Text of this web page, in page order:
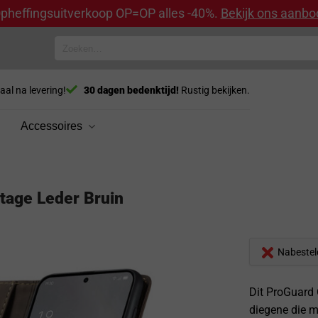
OP=OP alles -40%. Bekijk ons
na levering! 30 dagen bedenktijd! Rustig bekijken.
Accessoires
Leder Bruin
Dit ProGuard
diegene die